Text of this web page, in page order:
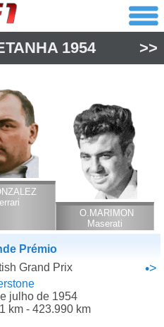
1954 >>
O.MARIMON
Maserati
Prémio
Grand Prix •>
julho de 1954
km - 423.990 km